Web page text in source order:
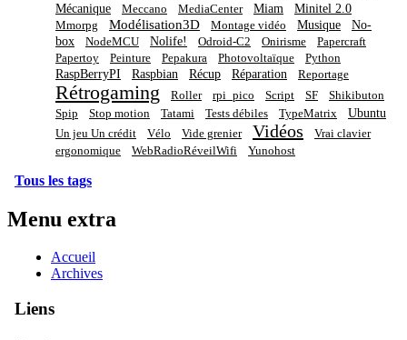
Mécanique Meccano MediaCenter Miam Minitel 2.0
Mmorpg Modélisation3D Montage vidéo Musique
No-
box
NodeMCU Nolife! Odroid-C2 Onirisme
Papercraft
Papertoy
Peinture Pepakura Photovoltaïque Python
RaspBerryPI Raspbian Récup Réparation Reportage
Rétrogaming Roller rpi_pico Script SF
Shikibuton
Spip
Stop motion Tatami Tests débiles TypeMatrix Ubuntu
Un jeu Un crédit Vélo Vide grenier Vidéos
Vrai clavier
ergonomique
WebRadioRéveilWifi Yunohost
Tous les tags
Menu extra
Accueil
Archives
Liens